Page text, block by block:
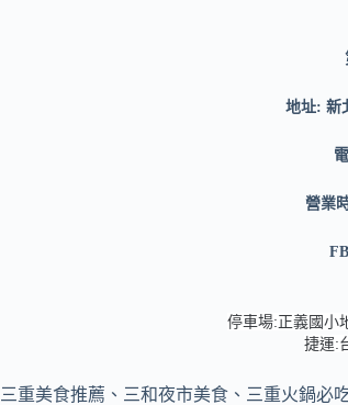
地址: 新
營業
停車場:正義國小
捷運:
三重美食推薦、三和夜市美食、三重火鍋必